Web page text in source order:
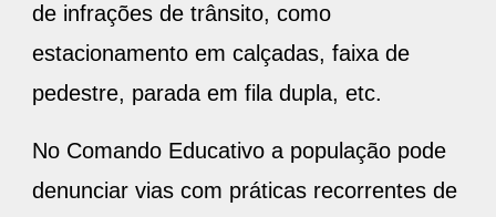
de infrações de trânsito, como
estacionamento em calçadas, faixa de
pedestre, parada em fila dupla, etc.
No Comando Educativo a população pode
denunciar vias com práticas recorrentes de